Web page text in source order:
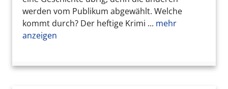
werden vom Publikum abgewählt. Welche
kommt durch? Der heftige Krimi ... mehr
anzeigen